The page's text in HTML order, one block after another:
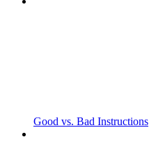
Good vs. Bad Instructions